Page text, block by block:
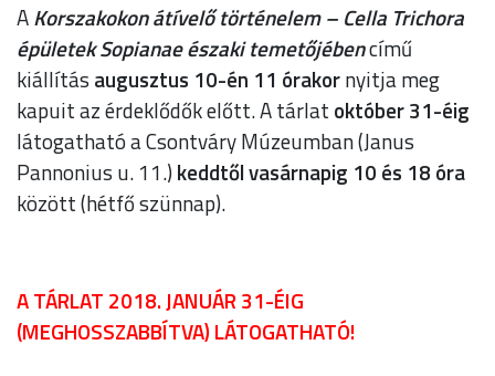
AKorszakokon átívelő történelem – Cella Trichora
épületek Sopianae északi temetőjébencímű
kiállítás augusztus 10-én 11 órakornyitja meg
kapuit az érdeklődők előtt. A tárlat október 31-éig
látogatható a Csontváry Múzeumban (Janus
Pannonius u. 11.)keddtől vasárnapig 10 és 18 óra
között (hétfő szünnap).
A TÁRLAT 2018. JANUÁR 31-ÉIG
(MEGHOSSZABBÍTVA) LÁTOGATHATÓ!